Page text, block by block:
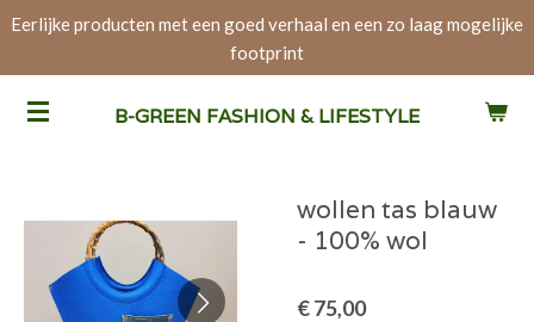
Ga
naar
de
B-GREEN FASHION & LIFESTYLE
Eerlijke producten met een goed verhaal en een zo laag mogelijke
footprint
wollen tas blauw
- 100% wol
€ 75,00